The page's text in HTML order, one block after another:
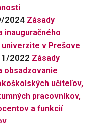
2024 Zásady
inauguračného
v Prešove
2022 Zásady
obsadzovanie
učiteľov,
pracovníkov,
a funkcií